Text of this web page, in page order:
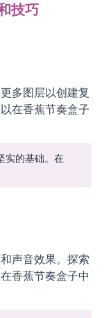
技巧
多图层以创建复
在香蕉节奏盒子
实的基础。在
声音效果。探索
香蕉节奏盒子中